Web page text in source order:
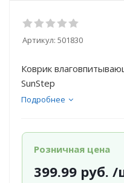
Артикул: 501830
Коврик
SunStep
Подробнее
Розничная цена
399.99руб. /